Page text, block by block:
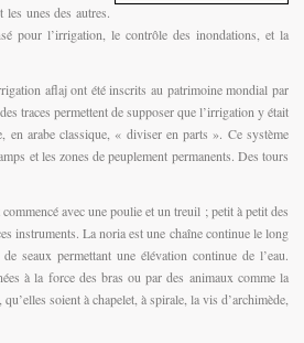
les unes des autres.
pour l’irrigation, le contrôle des inondations, et la
aflaj ont été inscrits au patrimoine mondial par
traces permettent de supposer que l’irrigation y était
arabe classique, « diviser en parts ». Ce système
et les zones de peuplement permanents. Des tours
avec une poulie et un treuil ; petit à petit des
instruments. La noria est une chaîne continue le long
seaux permettant une élévation continue de l’eau.
à la force des bras ou par des animaux comme la
soient à chapelet, à spirale, la vis d’archimède,